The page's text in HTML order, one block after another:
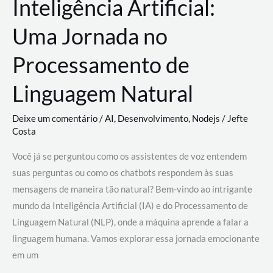
Inteligência Artificial:
Uma Jornada no
Processamento de
Linguagem Natural
Deixe um comentário/AI, Desenvolvimento, Nodejs / Jefte
Costa
Você já se perguntou como os assistentes de voz entendem
suas perguntas ou como os chatbots respondem às suas
mensagens de maneira tão natural? Bem-vindo ao intrigante
mundo da Inteligência Artificial (IA) e do Processamento de
Linguagem Natural (NLP), onde a máquina aprende a falar a
linguagem humana. Vamos explorar essa jornada emocionante
em um